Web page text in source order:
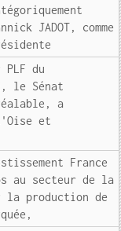
JADOT, comme
du
le Sénat
a
et
France
au secteur de la
production de